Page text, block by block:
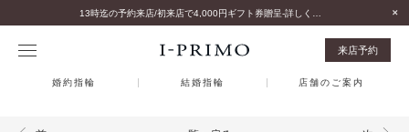
来店予約
婚約指輪 結婚指輪 店舗のご案内